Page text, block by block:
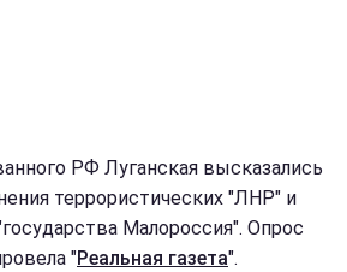
РФ Луганская высказались
террористических "ЛНР" и
Малороссия". Опрос
"Реальная газета".